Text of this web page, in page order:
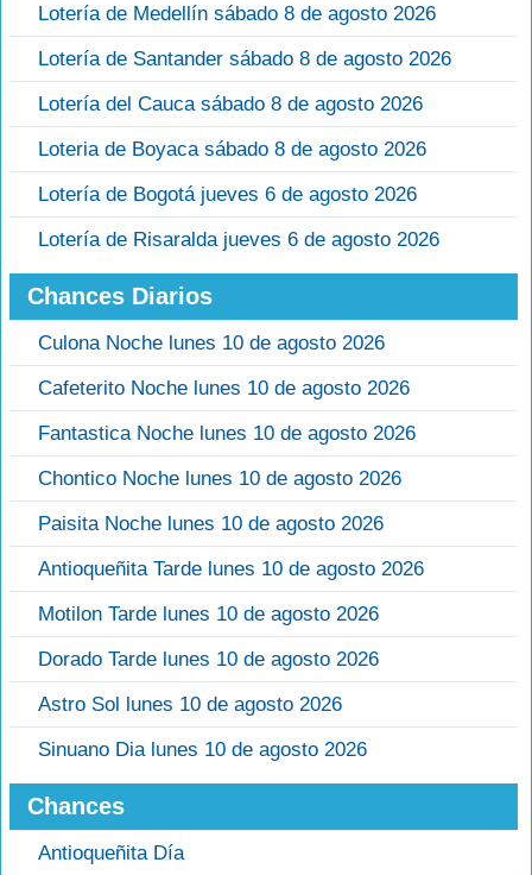
Lotería de Medellín sábado 8 de agosto 2026
Lotería de Santander sábado 8 de agosto 2026
Lotería del Cauca sábado 8 de agosto 2026
Loteria de Boyaca sábado 8 de agosto 2026
Lotería de Bogotá jueves 6 de agosto 2026
Lotería de Risaralda jueves 6 de agosto 2026
Chances Diarios
Culona Noche lunes 10 de agosto 2026
Cafeterito Noche lunes 10 de agosto 2026
Fantastica Noche lunes 10 de agosto 2026
Chontico Noche lunes 10 de agosto 2026
Paisita Noche lunes 10 de agosto 2026
Antioqueñita Tarde lunes 10 de agosto 2026
Motilon Tarde lunes 10 de agosto 2026
Dorado Tarde lunes 10 de agosto 2026
Astro Sol lunes 10 de agosto 2026
Sinuano Dia lunes 10 de agosto 2026
Chances
Antioqueñita Día